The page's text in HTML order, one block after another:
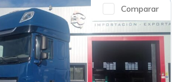
Comparar